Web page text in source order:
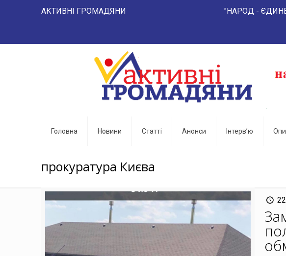
АКТИВНІ ГРОМАДЯНИ "НАРОД - ЄДИНЕ
Головна Новини Статті Анонси Інтерв’ю
прокуратура Києва